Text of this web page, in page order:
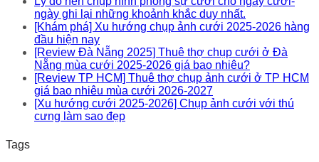
ngày ghi lại những khoảnh khắc duy nhất.
[Khám phá] Xu hướng chụp ảnh cưới 2025-2026 hàng
đầu hiện nay
[Review Đà Nẵng 2025] Thuê thợ chụp cưới ở Đà
Nẵng mùa cưới 2025-2026 giá bao nhiêu?
[Review TP HCM] Thuê thợ chụp ảnh cưới ở TP HCM
giá bao nhiêu mùa cưới 2026-2027
[Xu hướng cưới 2025-2026] Chụp ảnh cưới với thú
cưng làm sao đẹp
Tags